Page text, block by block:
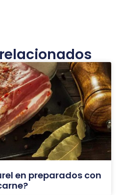
en preparados con